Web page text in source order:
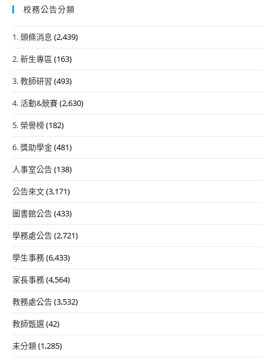
校務公告分類
1. 頭條消息 (2,439)
2. 新生專區 (163)
3. 教師研習 (493)
4. 活動&競賽(2,630)
5. 榮譽榜(182)
6. 獎助學金(481)
人事室公告(138)
公告來文(3,171)
圖書館公告(433)
學務處公告(2,721)
學生事務(6,433)
家長事務(4,564)
教務處公告(3,532)
教師甄選(42)
未分類(1,285)